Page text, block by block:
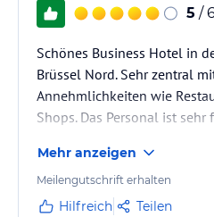
5 /
Schönes Business Hotel in
Brüssel Nord. Sehr zentral
Annehmlichkeiten wie
Shops. Das Personal ist
Mehr anzeigen
Meilengutschrift erhalten
Hilfreich Teilen